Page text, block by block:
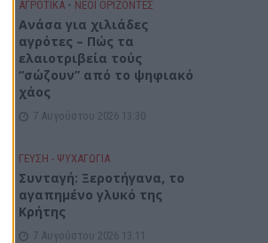
ΑΓΡΟΤΙΚΑ • ΝΕΟΙ ΟΡΙΖΟΝΤΕΣ
Ανάσα για χιλιάδες
αγρότες – Πώς τα
ελαιοτριβεία τούς
“σώζουν” από το ψηφιακό
χάος
7 Αυγούστου 2026 13:30
ΓΕΎΣΗ - ΨΥΧΑΓΩΓΊΑ
Συνταγή: Ξεροτήγανα, το
αγαπημένο γλυκό της
Κρήτης
7 Αυγούστου 2026 13:11